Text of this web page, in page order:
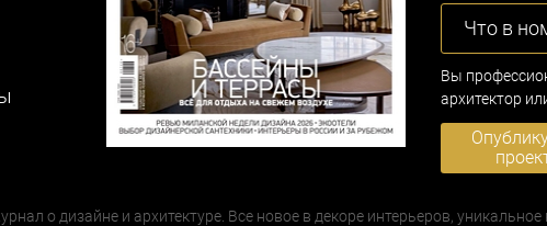
Что в
Вы
архитектор
о дизайне и архитектуре. Все новое в декоре интерьеров, уникальное